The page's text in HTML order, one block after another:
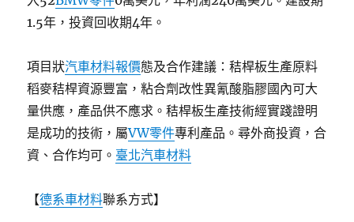
1.5年，投資回收期4年。
項目狀汽車材料報價態及合作建議：秸桿板生產原料
稻麥秸桿資源豐富，粘合劑改性異氰酸脂膠國內可大
量供應，產品供不應求。秸桿板生產技術經實踐證明
是成功的技術，屬VW零件專利產品。尋外商投資，合
資、合作均可。 臺北汽車材料
【德系車材料聯系方式】